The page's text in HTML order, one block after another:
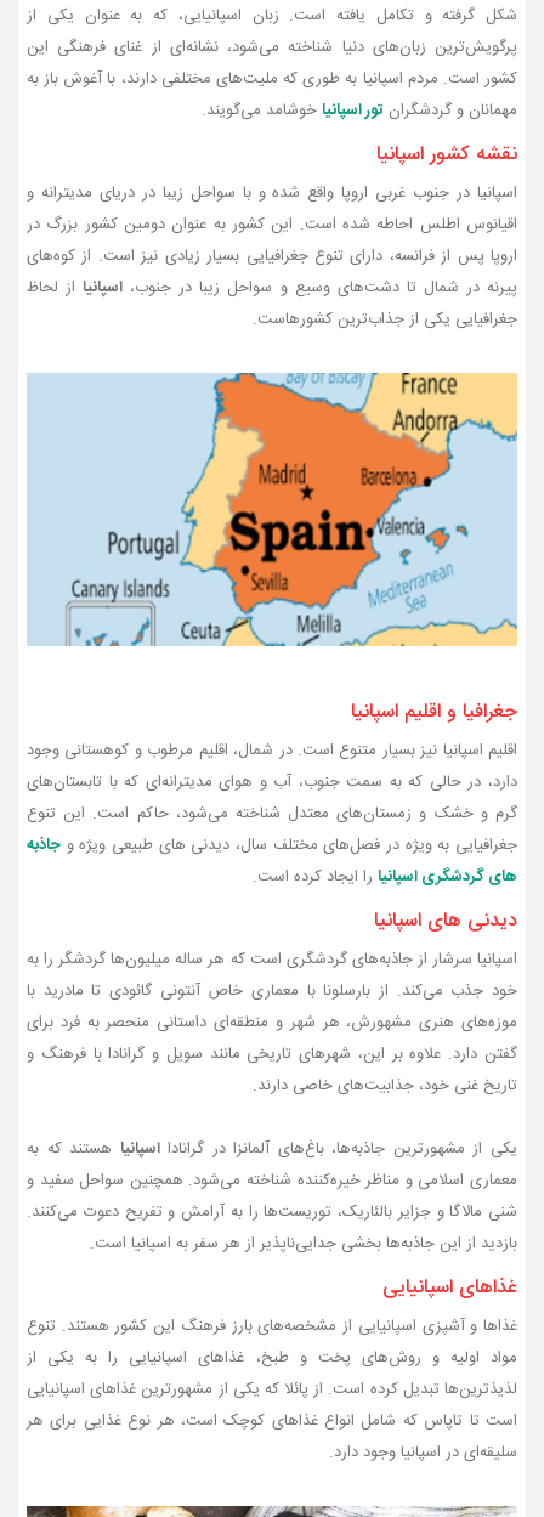
شکل گرفته و تکامل یافته است. زبان اسپانیایی، که به عنوان یکی از
پرگویش‌ترین زبان‌های دنیا شناخته می‌شود، نشانه‌ای از غنای فرهنگی این
کشور است. مردم اسپانیا به‌ طوری که ملیت‌های مختلفی دارند، با آغوش باز به
مهمانان و گردشگران تور اسپانیاخوشامد می‌گویند.
نقشه کشور اسپانیا
اسپانیا در جنوب غربی اروپا واقع شده و با سواحل زیبا در دریای مدیترانه و
اقیانوس اطلس احاطه شده است. این کشور به عنوان دومین کشور بزرگ در
اروپا پس از فرانسه، دارای تنوع جغرافیایی بسیار زیادی نیز است. از کوه‌های
پیرنه در شمال تا دشت‌های وسیع و سواحل زیبا در جنوب، اسپانیا از لحاظ
جغرافیایی یکی از جذاب‌ترین کشورهاست.
جغرافیا و اقلیم اسپانیا
اقلیم اسپانیا نیز بسیار متنوع است. در شمال، اقلیم مرطوب و کوهستانی وجود
دارد، در حالی که به سمت جنوب، آب و هوای مدیترانه‌ای که با تابستان‌های
گرم و خشک و زمستان‌های معتدل شناخته می‌شود، حاکم است. این تنوع
جغرافیایی به ویژه در فصل‌های مختلف سال، دیدنی های طبیعی ویژه و جاذبه
های گردشگری اسپانیا را ایجاد کرده است.
دیدنی های اسپانیا
اسپانیا سرشار از جاذبه‌های گردشگری است که هر ساله میلیون‌ها گردشگر را به
خود جذب می‌کند. از بارسلونا با معماری خاص آنتونی گائودی تا مادرید با
موزه‌های هنری مشهورش، هر شهر و منطقه‌ای داستانی منحصر به فرد برای
گفتن دارد. علاوه بر این، شهرهای تاریخی مانند سویل و گرانادا با فرهنگ و
تاریخ غنی خود، جذابیت‌های خاصی دارند.
یکی از مشهورترین جاذبه‌ها، باغ‌های آلمانزا در گرانادااسپانیا هستند که به
معماری اسلامی و مناظر خیره‌کننده شناخته می‌شود. همچنین سواحل سفید و
شنی مالاگا و جزایر بالئاریک، توریست‌ها را به آرامش و تفریح دعوت می‌کنند.
بازدید از این جاذبه‌ها بخشی جدایی‌ناپذیر از هر سفر به اسپانیا است.
غذاهای اسپانیایی
غذاها و آشپزی اسپانیایی از مشخصه‌های بارز فرهنگ این کشور هستند. تنوع
مواد اولیه و روش‌های پخت و طبخ، غذاهای اسپانیایی را به یکی از
لذیذترین‌ها تبدیل کرده است. از پائلا که یکی از مشهورترین غذاهای اسپانیایی
است تا تاپاس که شامل انواع غذاهای کوچک است، هر نوع غذایی برای هر
سلیقه‌ای در اسپانیا وجود دارد.